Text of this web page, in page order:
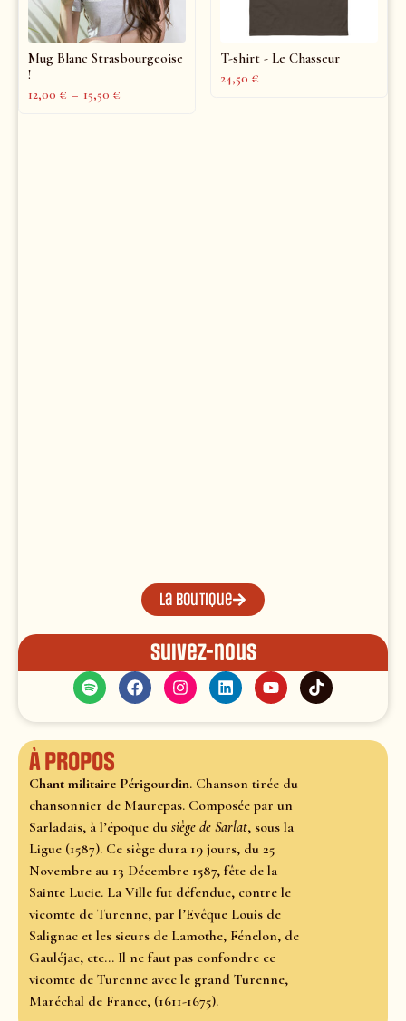
Mug Blanc Strasbourgeoise
!
12,00 € – 15,50 €
T-shirt - Le Chasseur
24,50 €
La boutique
Suivez-nous
À propos
Chant militaire Périgourdin. Chanson tirée du
chansonnier de Maurepas. Composée par un
Sarladais, à l’époque du siège de Sarlat, sous la
Ligue (1587). Ce siège dura 19 jours, du 25
Novembre au 13 Décembre 1587, fête de la
Sainte Lucie. La Ville fut défendue, contre le
vicomte de Turenne, par l’Evêque Louis de
Salignac et les sieurs de Lamothe, Fénelon, de
Gauléjac, etc... Il ne faut pas confondre ce
vicomte de Turenne avec le grand Turenne,
Maréchal de France, (1611-1675).